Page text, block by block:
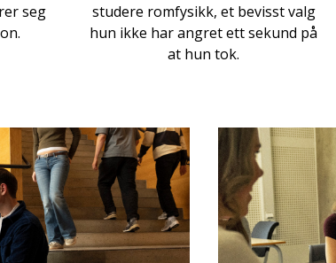
seg
studere romfysikk, et bevisst valg
hun ikke har angret ett sekund på
at hun tok.